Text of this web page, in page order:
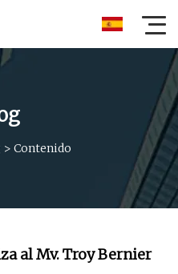
> Contenido
al Mv. Troy Bernier